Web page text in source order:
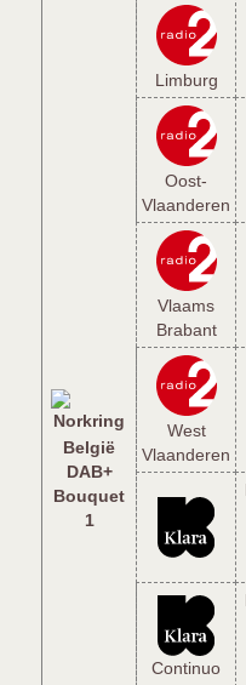
België
DAB+
Bouquet
1
Limburg
Oost-
Vlaanderen
Vlaams
Brabant
West
Vlaanderen
Continuo